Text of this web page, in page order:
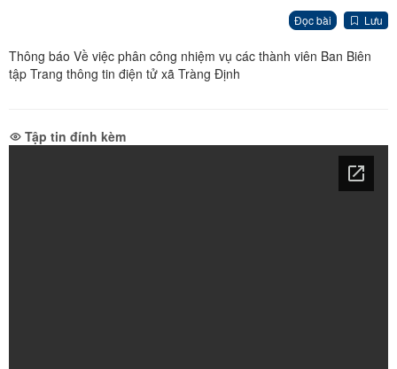
Đọc bài Lưu
Thông báo Về việc phân công nhiệm vụ các thành viên Ban Biên
tập Trang thông tin điện tử xã Tràng Định
Tập tin đính kèm